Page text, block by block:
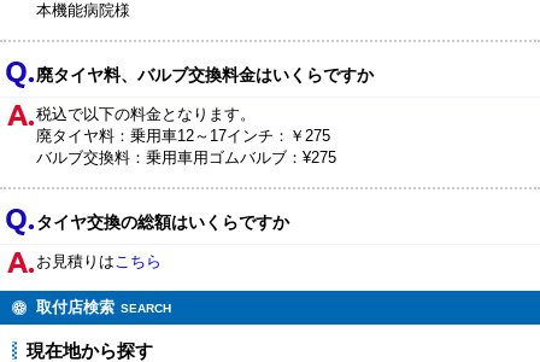
本機能病院様
廃タイヤ料、バルブ交換料金はいくらですか
税込で以下の料金となります。
廃タイヤ料：乗用車12～17インチ：￥275
バルブ交換料：乗用車用ゴムバルブ：¥275
タイヤ交換の総額はいくらですか
お見積りはこちら
取付店検索 SEARCH
現在地から探す